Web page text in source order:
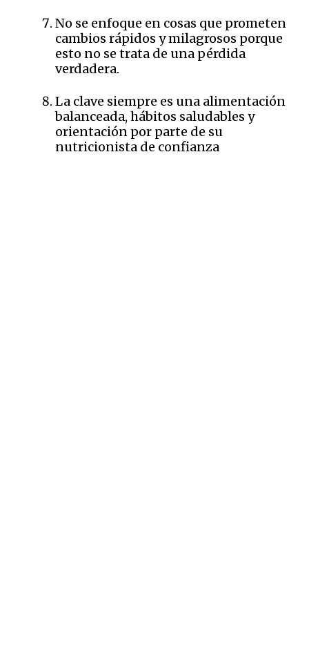
No se enfoque en cosas que prometen
cambios rápidos y milagrosos porque
esto no se trata de una pérdida
verdadera.
La clave siempre es una alimentación
balanceada, hábitos saludables y
orientación por parte de su
nutricionista de confianza